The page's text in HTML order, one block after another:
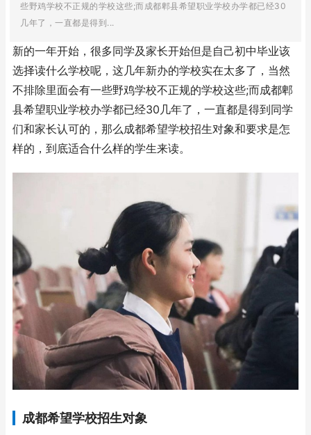
些野鸡学校不正规的学校这些;而成都郫县希望职业学校办学都已经30
几年了，一直都是得到...
新的一年开始，很多同学及家长开始但是自己初中毕业该
选择读什么学校呢，这几年新办的学校实在太多了，当然
不排除里面会有一些野鸡学校不正规的学校这些;而成都郫
县希望职业学校办学都已经30几年了，一直都是得到同学
们和家长认可的，那么成都希望学校招生对象和要求是怎
样的，到底适合什么样的学生来读。
成都希望学校招生对象